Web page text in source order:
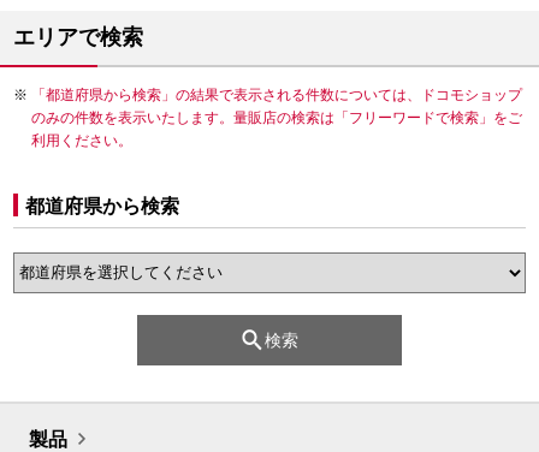
エリアで検索
「都道府県から検索」の結果で表示される件数については、ドコモショップ
のみの件数を表示いたします。量販店の検索は「フリーワードで検索」をご
利用ください。
都道府県から検索
検索
製品